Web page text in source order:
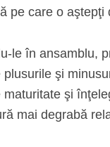
pe care o aştepţi
le în ansamblu,
plusurile şi
maturitate şi
mai degrabă